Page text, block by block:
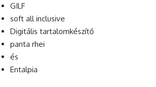
GILF
soft all inclusive
Digitális tartalomkészítő
panta rhei
és
Entalpia